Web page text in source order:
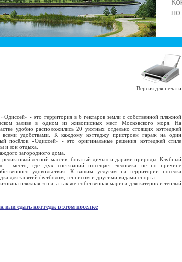
Версия для печати
- это территория в 6 гектаров земли с собственной пляжной
заливе в одном из живописных мест Московского моря. На
удобно расположились 20 уютных отдельно стоящих коттеджей
удобствами. К каждому коттеджу пристроен гараж на один
посёлок «Одиссей» - это оригинальные решения коттеджей стиле
и зон отдыха.
загородного дома.
лесной массив, богатый дичью и дарами природы. Клубный
- место, где дух состязаний посещает человека не по причине
удовольствия. К вашим услугам на территории поселка
для занятий футболом, теннисом и другими видами спорта.
пляжная зона, а так же собственная марина для катеров и теплый
или сдать коттедж в этом поселке